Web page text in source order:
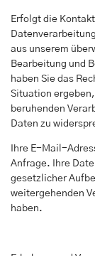
Erfolgt die
aus unserem
Bearbeitung und
haben Sie das
Situation
beruhenden
Daten zu
Ihre E-Mail-
Anfrage. Ihre
gesetzlicher
weitergehenden
haben.